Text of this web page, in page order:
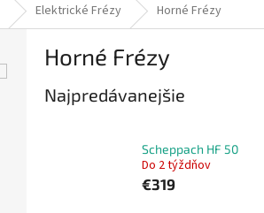
Elektrické Frézy Horné Frézy
Horné Frézy
Najpredávanejšie
Scheppach HF 50
Do 2 týždňov
€319